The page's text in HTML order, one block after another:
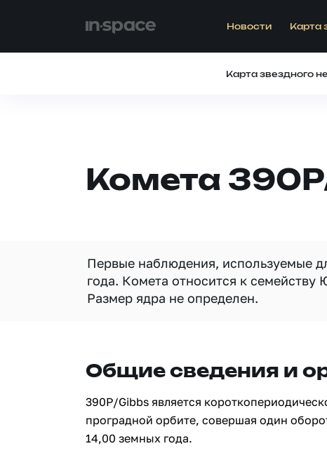
Новости Карта
Карта звездного
Комета
Первые наблюдения, используемые
года. Комета относится к
Размер ядра не определен.
Общие сведения и
390P/Gibbs является
проградной орбите, совершая один
14,00 земных года.